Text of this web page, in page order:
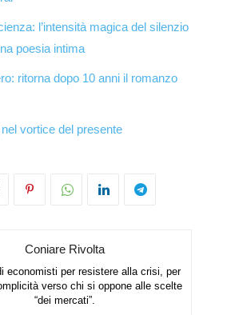
l’intensità magica del silenzio
poesia intima
ritorna dopo 10 anni il romanzo
vortice del presente
Coniare Rivolta
economisti per resistere alla crisi, per
verso chi si oppone alle scelte
“dei mercati”.